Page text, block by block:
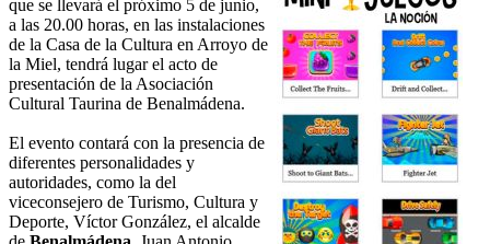
que se llevará el próximo 5 de junio,
a las 20.00 horas, en las instalaciones
de la Casa de la Cultura en Arroyo de
la Miel, tendrá lugar el acto de
presentación de la Asociación
Cultural Taurina de Benalmádena.
El evento contará con la presencia de
diferentes personalidades y
autoridades, como la del
viceconsejero de Turismo, Cultura y
Deporte, Víctor González, el alcalde